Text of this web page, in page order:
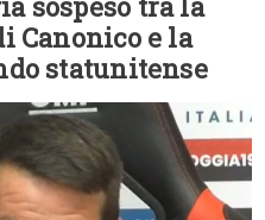
Canonico e la
statunitense